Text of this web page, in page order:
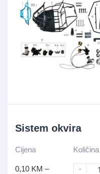
Sistem okvira
Cijena
0,10 KM –
Količina
-